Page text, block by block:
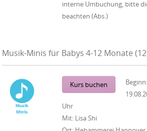
interne Umbuchung, bitte
beachten (Abs.)
Musik-Minis für Babys 4-12 Monate
Kurs buchen Beginn:
Uhr
Mit: Lisa Shi